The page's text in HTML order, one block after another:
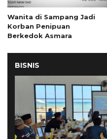
Wanita di Sampang Jadi
Korban Penipuan
Berkedok Asmara
BISNIS